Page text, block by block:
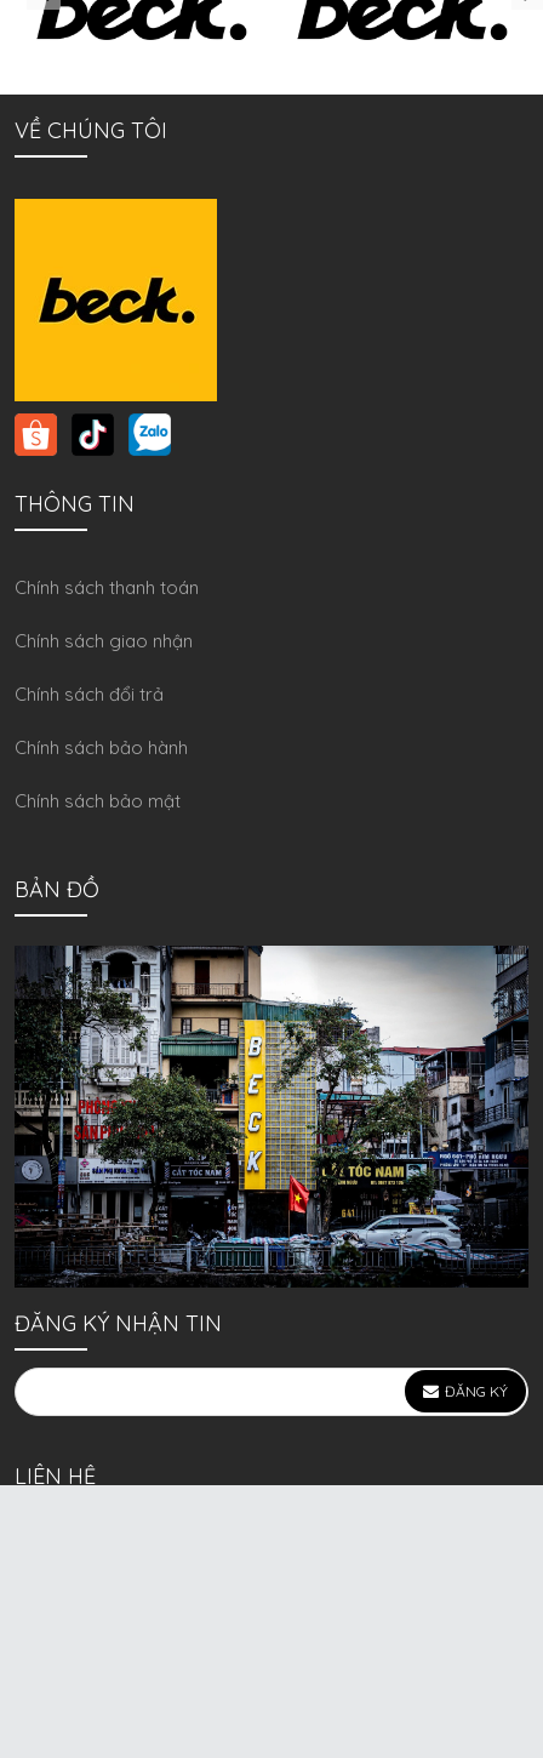
VỀ CHÚNG TÔI
THÔNG TIN
Chính sách thanh toán
Chính sách giao nhận
Chính sách đổi trả
Chính sách bảo hành
Chính sách bảo mật
BẢN ĐỒ
ĐĂNG KÝ NHẬN TIN
ĐĂNG KÝ
LIÊN HỆ